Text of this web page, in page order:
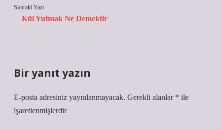
Sonraki Yazı
Kül Yutmak Ne Demektir
Bir yanıt yazın
E-posta adresiniz yayınlanmayacak. Gerekli alanlar * ile
işaretlenmişlerdir